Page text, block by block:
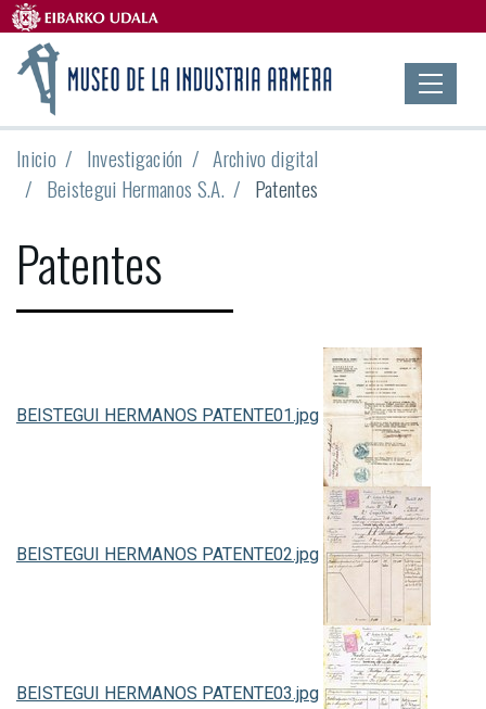
Inicio Investigación
Archivo digital
Beistegui Hermanos S.A.
Patentes
Patentes
BEISTEGUI HERMANOS PATENTE01.jpg
BEISTEGUI HERMANOS PATENTE02.jpg
BEISTEGUI HERMANOS PATENTE03.jpg